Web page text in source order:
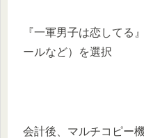
『一軍男子は恋してる
ールなど）を選択
会計後、マルチコピー